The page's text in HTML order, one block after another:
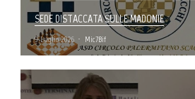
SEDE DISTACCATA SULLE MADONIE
9 Luglio 2026 Mic7Bif